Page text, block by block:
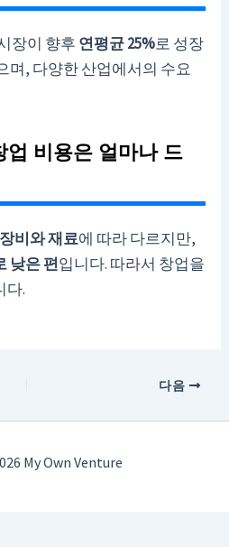
장이 향후 연평균 25%로 성장
며, 다양한 산업에서의 수요
비용은 얼마나 드
장비와 재료에 따라 다르지만,
낮은 편입니다. 따라서 창업을
다.
다음
My Own Venture